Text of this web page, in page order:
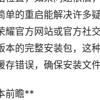
单的重启能解决许多
耀官方网站或官方社
本的完整安装包，这
存错误，确保安装文件
前瞻**